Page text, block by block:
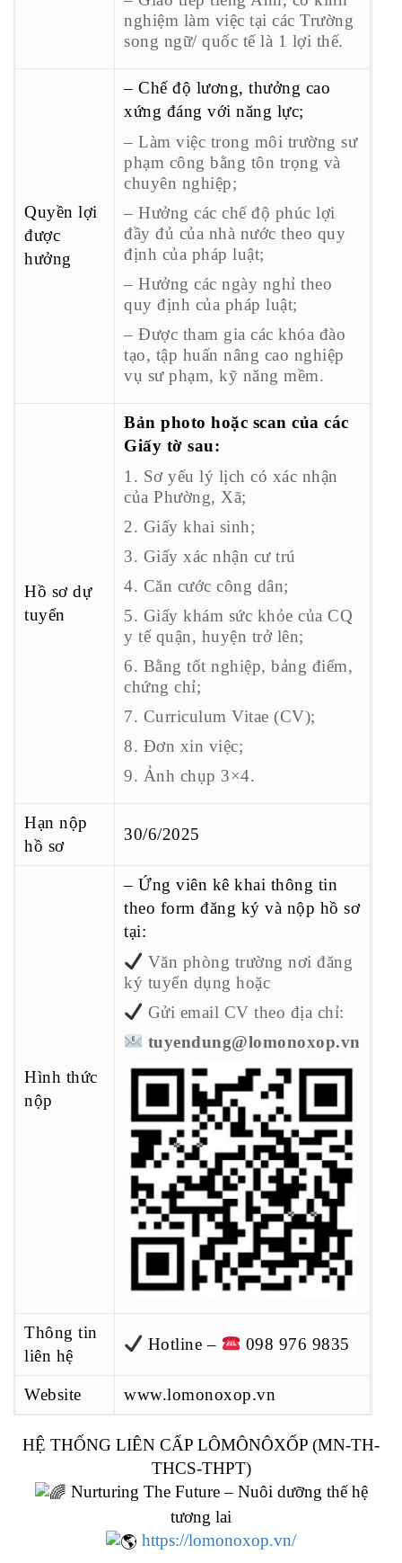
nghiệm làm việc tại các Trường
song ngữ/ quốc tế là 1 lợi thế.
Quyền lợi
được
hưởng
– Chế độ lương, thưởng cao
xứng đáng với năng lực;
– Làm việc trong môi trường sư
phạm công bằng tôn trọng và
chuyên nghiệp;
– Hưởng các chế độ phúc lợi
đầy đủ của nhà nước theo quy
định của pháp luật;
– Hưởng các ngày nghỉ theo
quy định của pháp luật;
– Được tham gia các khóa đào
tạo, tập huấn nâng cao nghiệp
vụ sư phạm, kỹ năng mềm.
Hồ sơ dự
tuyển
Bản photo hoặc scan của các
Giấy tờ sau:
1. Sơ yếu lý lịch có xác nhận
của Phường, Xã;
2. Giấy khai sinh;
3. Giấy xác nhận cư trú
4. Căn cước công dân;
5. Giấy khám sức khỏe của CQ
y tế quận, huyện trở lên;
6. Bằng tốt nghiệp, bảng điểm,
chứng chỉ;
7. Curriculum Vitae (CV);
8. Đơn xin việc;
9. Ảnh chụp 3×4.
Hạn nộp
hồ sơ
30/6/2025
Hình thức
nộp
– Ứng viên kê khai thông tin
theo form đăng ký và nộp hồ sơ
tại:
Văn phòng trường nơi đăng
ký tuyển dụng hoặc
Gửi email CV theo địa chỉ:
tuyendung@lomonoxop.vn
Thông tin
liên hệ
Hotline – 098 976 9835
Website www.lomonoxop.vn
HỆ THỐNG LIÊN CẤP LÔMÔNÔXỐP (MN-TH-
THCS-THPT)
Nurturing The Future – Nuôi dưỡng thế hệ
tương lai
https://lomonoxop.vn/